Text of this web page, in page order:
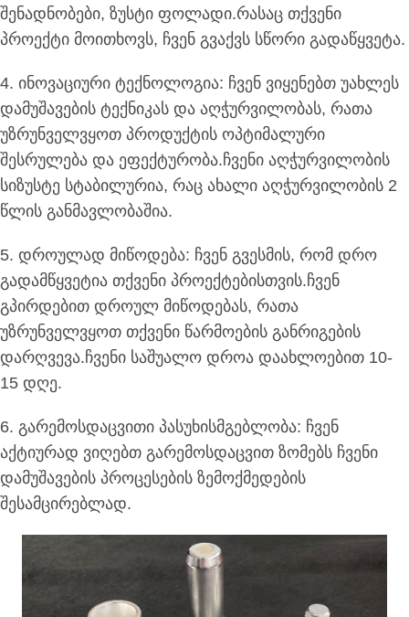
შენადნობები, ზუსტი ფოლადი.რასაც თქვენი
პროექტი მოითხოვს, ჩვენ გვაქვს სწორი გადაწყვეტა.
4. ინოვაციური ტექნოლოგია: ჩვენ ვიყენებთ უახლეს
დამუშავების ტექნიკას და აღჭურვილობას, რათა
უზრუნველვყოთ პროდუქტის ოპტიმალური
შესრულება და ეფექტურობა.ჩვენი აღჭურვილობის
სიზუსტე სტაბილურია, რაც ახალი აღჭურვილობის 2
წლის განმავლობაშია.
5. დროულად მიწოდება: ჩვენ გვესმის, რომ დრო
გადამწყვეტია თქვენი პროექტებისთვის.ჩვენ
გპირდებით დროულ მიწოდებას, რათა
უზრუნველვყოთ თქვენი წარმოების განრიგების
დარღვევა.ჩვენი საშუალო დროა დაახლოებით 10-
15 დღე.
6. გარემოსდაცვითი პასუხისმგებლობა: ჩვენ
აქტიურად ვიღებთ გარემოსდაცვით ზომებს ჩვენი
დამუშავების პროცესების ზემოქმედების
შესამცირებლად.